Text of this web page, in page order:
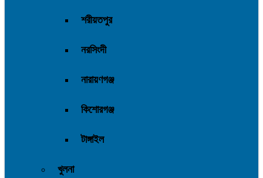
শরীয়তপুর
নরসিংদী
নারায়ণগঞ্জ
কিশোরগঞ্জ
টাঙ্গাইল
খুলনা